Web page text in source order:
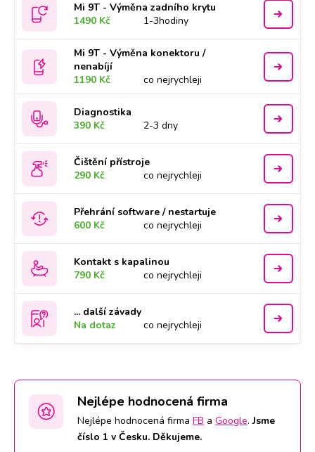
Mi 9T - Výměna zadního krytu
1490 Kč
1-3hodiny
Mi 9T - Výměna konektoru /
nenabíjí
1190 Kč
co nejrychleji
Diagnostika
390 Kč
2-3 dny
Čištění přístroje
290 Kč
co nejrychleji
Přehrání software / nestartuje
600 Kč
co nejrychleji
Kontakt s kapalinou
790 Kč
co nejrychleji
... další závady
Na dotaz
co nejrychleji
Nejlépe hodnocená firma
Nejlépe hodnocená firma FB a Google.Jsme
číslo 1 v Česku. Děkujeme.